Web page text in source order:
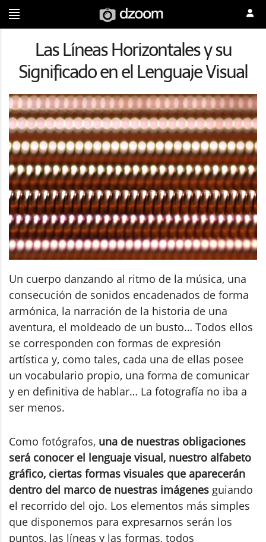
Las Líneas Horizontales y su
Significado en el Lenguaje Visual
Un cuerpo danzando al ritmo de la música, una
consecución de sonidos encadenados de forma
armónica, la narración de la historia de una
aventura, el moldeado de un busto… Todos ellos
se corresponden con formas de expresión
artística y, como tales, cada una de ellas posee
un vocabulario propio, una forma de comunicar
y en definitiva de hablar… La fotografía no iba a
ser menos.
Como fotógrafos, una de nuestras obligaciones
será conocer el lenguaje visual, nuestro alfabeto
gráfico, ciertas formas visuales que aparecerán
dentro del marco de nuestras imágenes guiando
el recorrido del ojo. Los elementos más simples
que disponemos para expresarnos serán los
puntos, las líneas y las formas, todos